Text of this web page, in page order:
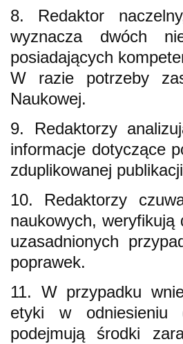
8. Redaktor
wyznacza dwóch
posiadających
W razie potrzeby
Naukowej.
9. Redaktorzy
informacje dotyczące
zduplikowanej
10. Redaktorzy
naukowych, weryfikują
uzasadnionych
poprawek.
11. W przypadku
etyki w odniesieniu
podejmują środki